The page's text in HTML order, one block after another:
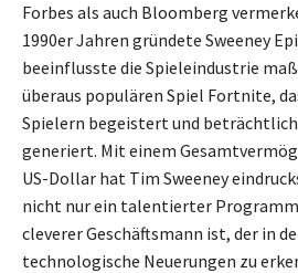
Forbes als auch Bloomberg
1990er Jahren gründete Sweeney
beeinflusste die Spieleindustrie
überaus populären Spiel Fortnite,
Spielern begeistert und
generiert. Mit einem
US-Dollar hat Tim Sweeney
nicht nur ein talentierter
cleverer Geschäftsmann ist, der in
technologische Neuerungen zu